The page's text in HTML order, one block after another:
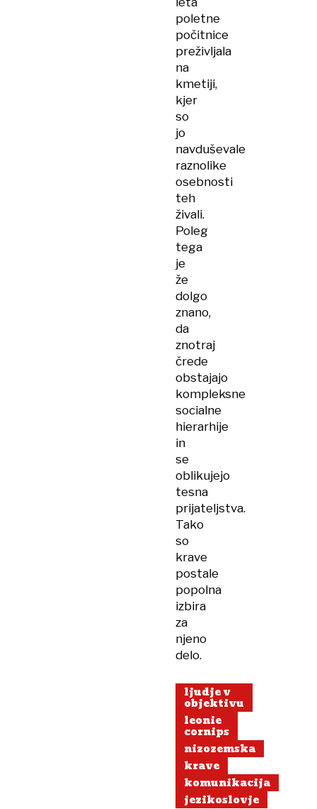
poletne
počitnice
preživljala
na
kmetiji,
kjer
so
jo
navduševale
raznolike
osebnosti
teh
živali.
Poleg
tega
je
že
dolgo
znano,
da
znotraj
črede
obstajajo
kompleksne
socialne
hierarhije
in
se
oblikujejo
tesna
prijateljstva.
Tako
so
krave
postale
popolna
izbira
za
njeno
delo.
ljudje v
objektivu
leonie
cornips
nizozemska
krave
komunikacija
jezikoslovje